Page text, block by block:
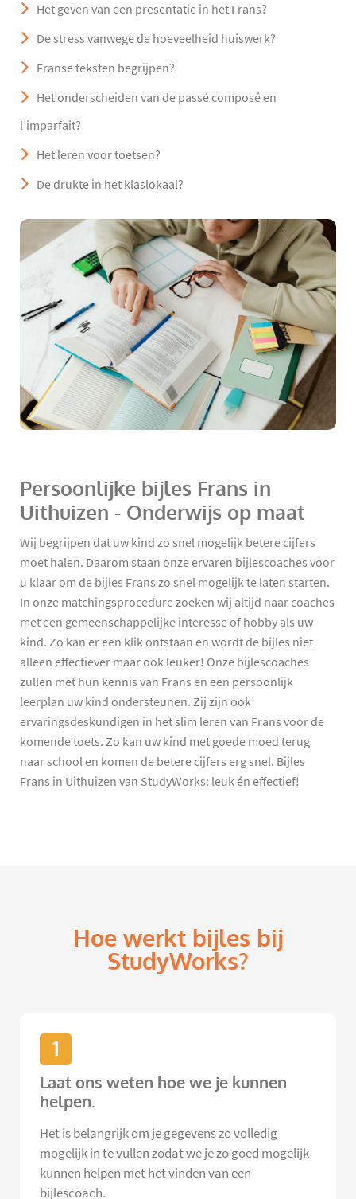
Het geven van een presentatie in het Frans?
De stress vanwege de hoeveelheid huiswerk?
Franse teksten begrijpen?
Het onderscheiden van de passé composé en
l’imparfait?
Het leren voor toetsen?
De drukte in het klaslokaal?
Persoonlijke bijles Frans in
Uithuizen - Onderwijs op maat
Wij begrijpen dat uw kind zo snel mogelijk betere cijfers
moet halen. Daarom staan onze ervaren bijlescoaches voor
u klaar om de bijles Frans zo snel mogelijk te laten starten.
In onze matchingsprocedure zoeken wij altijd naar coaches
met een gemeenschappelijke interesse of hobby als uw
kind. Zo kan er een klik ontstaan en wordt de bijles niet
alleen effectiever maar ook leuker! Onze bijlescoaches
zullen met hun kennis van Frans en een persoonlijk
leerplan uw kind ondersteunen. Zij zijn ook
ervaringsdeskundigen in het slim leren van Frans voor de
komende toets. Zo kan uw kind met goede moed terug
naar school en komen de betere cijfers erg snel. Bijles
Frans in Uithuizen van StudyWorks: leuk én effectief!
Hoe werkt bijles bij
StudyWorks?
1
Laat ons weten hoe we je kunnen
helpen.
Het is belangrijk om je gegevens zo volledig
mogelijk in te vullen zodat we je zo goed mogelijk
kunnen helpen met het vinden van een
bijlescoach.